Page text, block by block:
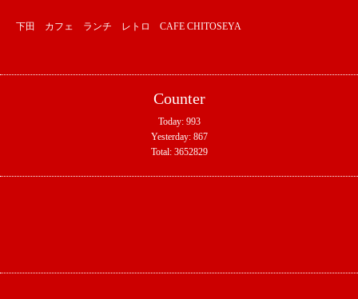
下田 カフェ ランチ レトロ CAFE CHITOSEYA
Counter
Today: 993
Yesterday: 867
Total: 3652829